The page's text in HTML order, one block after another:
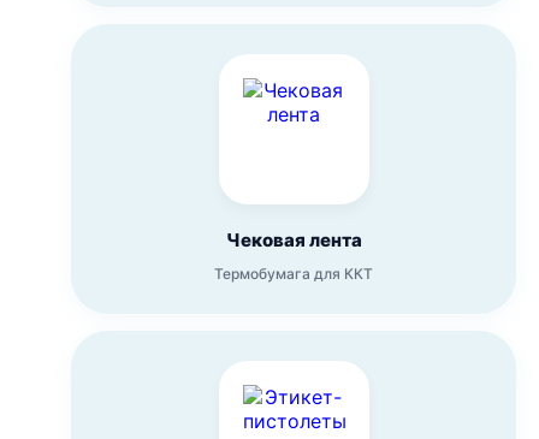
Чековая лента
Термобумага для ККТ